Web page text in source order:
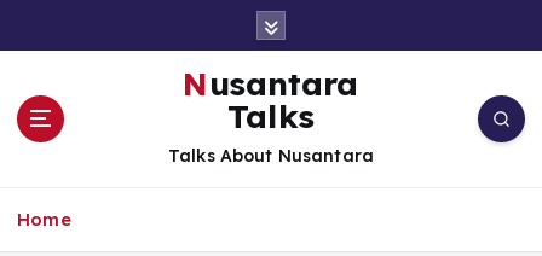
Nusantara
Talks
Talks About Nusantara
Home